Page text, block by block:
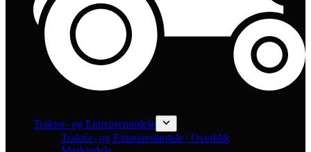
Traktor- og Entreprenørdele
Traktor- og Entreprenørdele | Overblik